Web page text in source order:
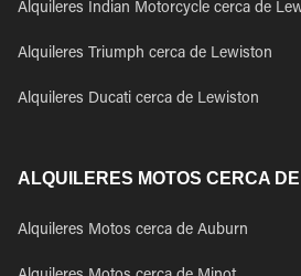
Alquileres Indian Motorcycle cerca de
Alquileres Triumph cerca de Lewiston
Alquileres Ducati cerca de Lewiston
ALQUILERES MOTOS CERCA
Alquileres Motos cerca de Auburn